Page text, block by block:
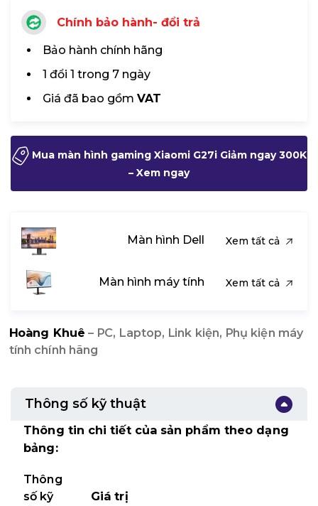
Chính bảo hành- đổi trả
Bảo hành chính hãng
1 đổi 1 trong 7 ngày
Giá đã bao gồm VAT
Mua màn hình gaming Xiaomi G27i Giảm ngay 300K
– Xem ngay
Màn hình Dell Xem tất cả
Màn hình máy tính Xem tất cả
Hoàng Khuê – PC, Laptop, Link kiện, Phụ kiện máy
tính chính hãng
Thông số kỹ thuật
Thông tin chi tiết của sản phẩm theo dạng
bảng:
Thông
số kỹ
Giá trị